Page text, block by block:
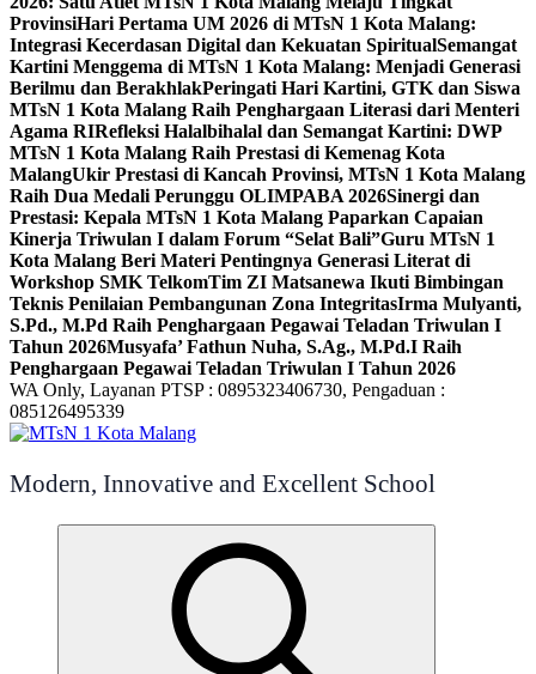
ProvinsiHari Pertama UM 2026 di MTsN 1 Kota Malang:
Integrasi Kecerdasan Digital dan Kekuatan SpiritualSemangat
Kartini Menggema di MTsN 1 Kota Malang: Menjadi Generasi
Berilmu dan BerakhlakPeringati Hari Kartini, GTK dan Siswa
MTsN 1 Kota Malang Raih Penghargaan Literasi dari Menteri
Agama RIRefleksi Halalbihalal dan Semangat Kartini: DWP
MTsN 1 Kota Malang Raih Prestasi di Kemenag Kota
MalangUkir Prestasi di Kancah Provinsi, MTsN 1 Kota Malang
Raih Dua Medali Perunggu OLIMPABA 2026Sinergi dan
Prestasi: Kepala MTsN 1 Kota Malang Paparkan Capaian
Kinerja Triwulan I dalam Forum “Selat Bali”Guru MTsN 1
Kota Malang Beri Materi Pentingnya Generasi Literat di
Workshop SMK TelkomTim ZI Matsanewa Ikuti Bimbingan
Teknis Penilaian Pembangunan Zona IntegritasIrma Mulyanti,
S.Pd., M.Pd Raih Penghargaan Pegawai Teladan Triwulan I
Tahun 2026Musyafa’ Fathun Nuha, S.Ag., M.Pd.I Raih
Penghargaan Pegawai Teladan Triwulan I Tahun 2026
WA Only, Layanan PTSP : 0895323406730, Pengaduan :
085126495339
Modern, Innovative and Excellent School